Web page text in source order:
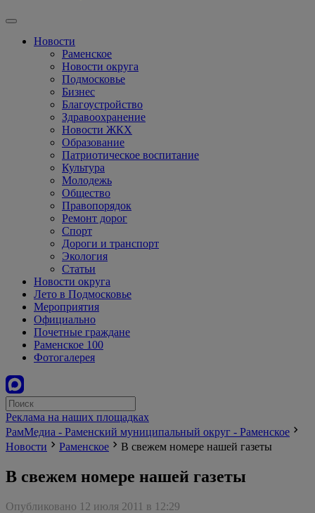
Новости
Раменское
Новости округа
Подмосковье
Бизнес
Благоустройство
Здравоохранение
Новости ЖКХ
Образование
Патриотическое воспитание
Культура
Молодежь
Общество
Правопорядок
Ремонт дорог
Спорт
Дороги и транспорт
Экология
Статьи
Новости округа
Лето в Подмосковье
Мероприятия
Официально
Почетные граждане
Раменское 100
Фотогалерея
Реклама на наших площадках
РамМедиа - Раменский муниципальный округ - Раменское
Новости
Раменское В свежем номере нашей газеты
В свежем номере нашей газеты
Опубликовано 12 июля 2011 в 12:29